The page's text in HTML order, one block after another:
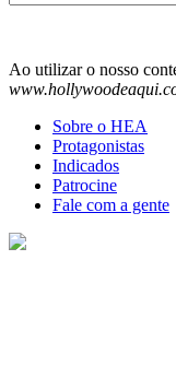
for:
Ao utilizar o nosso
Sobre o HEA
Protagonistas
Indicados
Patrocine
Fale com a gente